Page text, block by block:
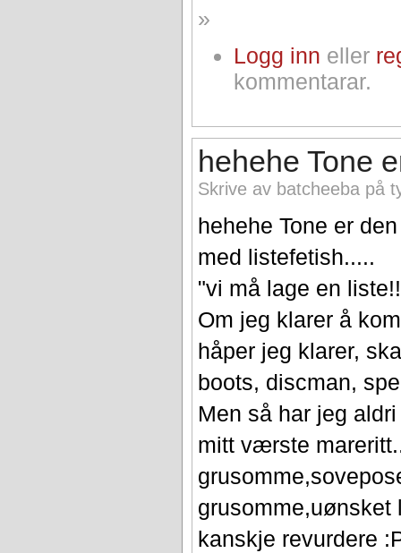
»
Logg inn eller
kommentarar.
hehehe Tone
Skrive av batcheeba på
hehehe Tone er
med listefetish.....
"vi må lage en
Om jeg klarer å
håper jeg klarer,
boots, discman,
Men så har jeg
mitt værste
grusomme,uønsket
kanskje revurdere